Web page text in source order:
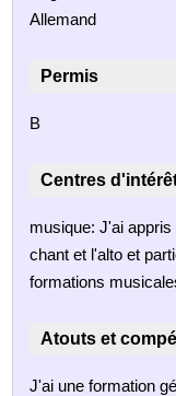
Allemand
Permis
B
Centres
musique: J'ai
chant et l'alto et
formations
Atouts et
J'ai une formation